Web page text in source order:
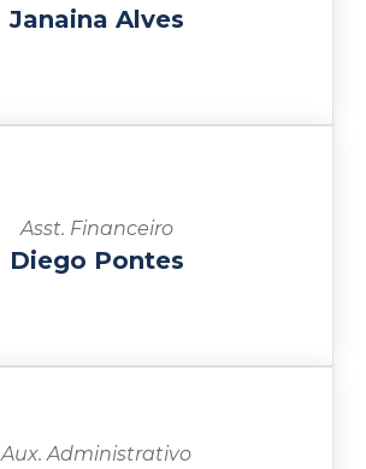
Janaina Alves
Asst. Financeiro
Diego Pontes
Aux. Administrativo